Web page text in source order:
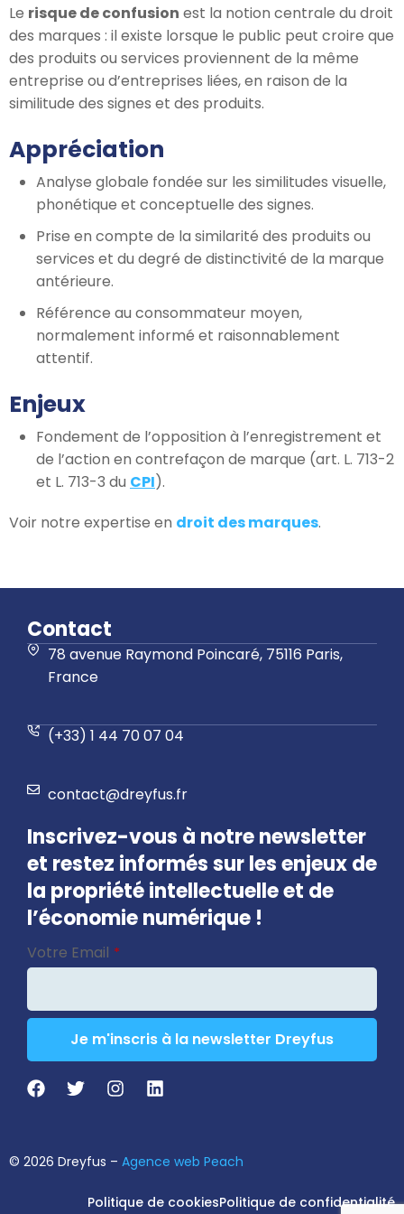
Le risque de confusion est la notion centrale du droit
des marques : il existe lorsque le public peut croire que
des produits ou services proviennent de la même
entreprise ou d’entreprises liées, en raison de la
similitude des signes et des produits.
Appréciation
Analyse globale fondée sur les similitudes visuelle,
phonétique et conceptuelle des signes.
Prise en compte de la similarité des produits ou
services et du degré de distinctivité de la marque
antérieure.
Référence au consommateur moyen,
normalement informé et raisonnablement
attentif.
Enjeux
Fondement de l’opposition à l’enregistrement et
de l’action en contrefaçon de marque (art. L. 713-2
et L. 713-3 du CPI).
Voir notre expertise en droit des marques.
Contact
78 avenue Raymond Poincaré, 75116 Paris,
France
(+33) 1 44 70 07 04
contact@dreyfus.fr
Inscrivez-vous à notre newsletter
et restez informés sur les enjeux de
la propriété intellectuelle et de
l’économie numérique !
Email
Address *
Votre Email *
Je m'inscris à la newsletter Dreyfus
© 2026 Dreyfus – Agence web Peach
Politique de cookiesPolitique de confidentialité